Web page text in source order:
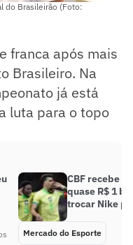
do Brasileirão (Foto:
franca após mais
Brasileiro. Na
já está
luta para o topo
CBF recebe
quase R$ 1
trocar Nike
Mercado do Esporte